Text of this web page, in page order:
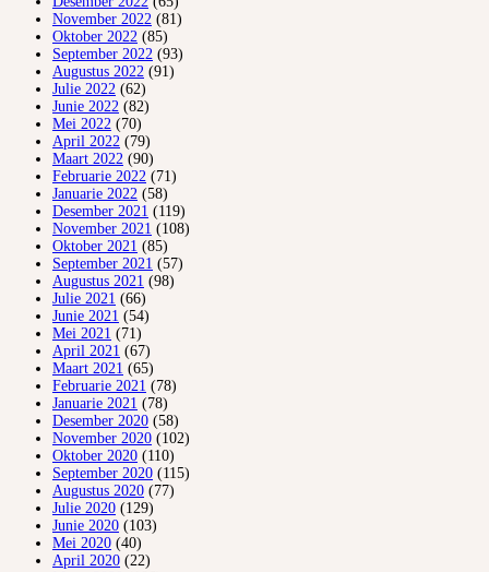
November 2022 (81)
Oktober 2022 (85)
September 2022 (93)
Augustus 2022 (91)
Julie 2022 (62)
Junie 2022 (82)
Mei 2022 (70)
April 2022 (79)
Maart 2022 (90)
Februarie 2022 (71)
Januarie 2022 (58)
Desember 2021 (119)
November 2021 (108)
Oktober 2021 (85)
September 2021 (57)
Augustus 2021 (98)
Julie 2021 (66)
Junie 2021 (54)
Mei 2021 (71)
April 2021 (67)
Maart 2021 (65)
Februarie 2021 (78)
Januarie 2021 (78)
Desember 2020 (58)
November 2020 (102)
Oktober 2020 (110)
September 2020 (115)
Augustus 2020 (77)
Julie 2020 (129)
Junie 2020 (103)
Mei 2020 (40)
April 2020 (22)